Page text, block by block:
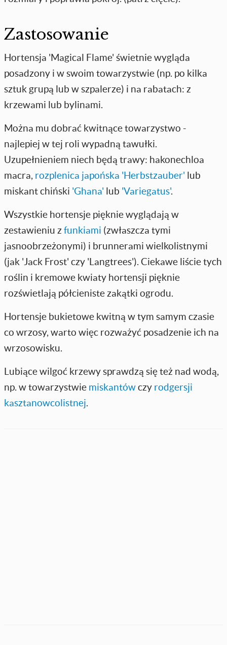
Zastosowanie
Hortensja 'Magical Flame' świetnie wygląda
posadzony i w swoim towarzystwie (np. po kilka
sztuk grupą lub w szpalerze) i na rabatach: z
krzewami lub bylinami.
Można mu dobrać kwitnące towarzystwo -
najlepiej w tej roli wypadną tawułki.
Uzupełnieniem niech będą trawy: hakonechloa
macra, rozplenica japońska 'Herbstzauber' lub
miskant chiński 'Ghana' lub 'Variegatus'.
Wszystkie hortensje pięknie wyglądają w
zestawieniu z funkiami (zwłaszcza tymi
jasnoobrzeżonymi) i brunnerami wielkolistnymi
(jak 'Jack Frost' czy 'Langtrees'). Ciekawe liście tych
roślin i kremowe kwiaty hortensji pięknie
rozświetlają półcieniste zakątki ogrodu.
Hortensje bukietowe kwitną w tym samym czasie
co wrzosy, warto więc rozważyć posadzenie ich na
wrzosowisku.
Lubiące wilgoć krzewy sprawdzą się też nad wodą,
np. w towarzystwie miskantówczy rodgersji
kasztanowcolistnej.